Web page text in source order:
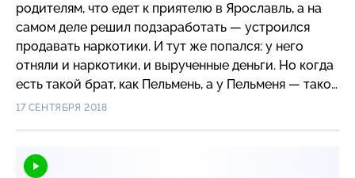
родителям, что едет к приятелю в Ярославль, а на
самом деле решил подзаработать — устроился
продавать наркотики. И тут же попался: у него
отняли и наркотики, и вырученные деньги. Но когда
есть такой брат, как Пельмень, а у Пельменя — такой
друг, как Монах, даже из безвыходной ситуации
17 СЕНТЯБРЯ 2018